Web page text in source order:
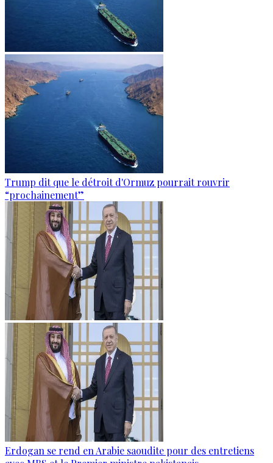
Trump dit que le détroit d'Ormuz pourrait rouvrir
“prochainement”
Erdogan se rend en Arabie saoudite pour des entretiens